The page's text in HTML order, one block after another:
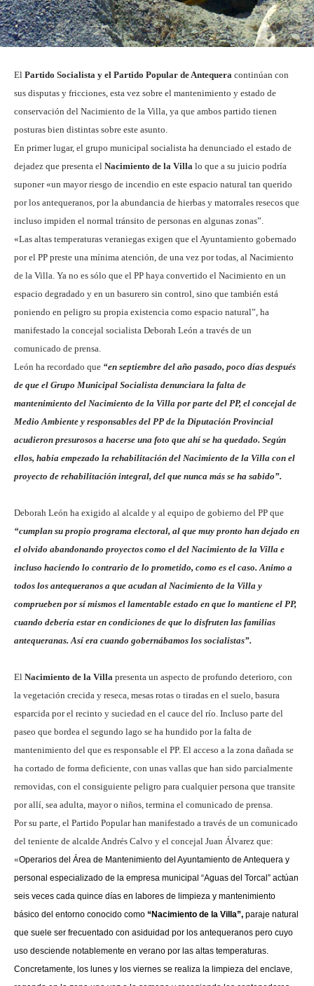
El Partido Socialista y el Partido Popular de Antequera continúan con
sus disputas y fricciones, esta vez sobre el mantenimiento y estado de
conservación del Nacimiento de la Villa, ya que ambos partido tienen
posturas bien distintas sobre este asunto.
En primer lugar, el grupo municipal socialista ha denunciado el estado de
dejadez que presenta el Nacimiento de la Villa lo que a su juicio podría
suponer «un mayor riesgo de incendio en este espacio natural tan querido
por los antequeranos, por la abundancia de hierbas y matorrales resecos que
incluso impiden el normal tránsito de personas en algunas zonas”.
«Las altas temperaturas veraniegas exigen que el Ayuntamiento gobernado
por el PP preste una mínima atención, de una vez por todas, al Nacimiento
de la Villa. Ya no es sólo que el PP haya convertido el Nacimiento en un
espacio degradado y en un basurero sin control, sino que también está
poniendo en peligro su propia existencia como espacio natural”, ha
manifestado la concejal socialista Deborah León a través de un
comunicado de prensa.
León ha recordado que “en septiembre del año pasado, poco días después
de que el Grupo Municipal Socialista denunciara la falta de
mantenimiento del Nacimiento de la Villa por parte del PP, el concejal de
Medio Ambiente y responsables del PP de la Diputación Provincial
acudieron presurosos a hacerse una foto que ahí se ha quedado. Según
ellos, había empezado la rehabilitación del Nacimiento de la Villa con el
proyecto de rehabilitación integral, del que nunca más se ha sabido”.
Deborah León ha exigido al alcalde y al equipo de gobierno del PP que
“cumplan su propio programa electoral, al que muy pronto han dejado en
el olvido abandonando proyectos como el del Nacimiento de la Villa e
incluso haciendo lo contrario de lo prometido, como es el caso. Animo a
todos los antequeranos a que acudan al Nacimiento de la Villa y
comprueben por sí mismos el lamentable estado en que lo mantiene el PP,
cuando debería estar en condiciones de que lo disfruten las familias
antequeranas. Así era cuando gobernábamos los socialistas”.
El Nacimiento de la Villa presenta un aspecto de profundo deterioro, con
la vegetación crecida y reseca, mesas rotas o tiradas en el suelo, basura
esparcida por el recinto y suciedad en el cauce del río. Incluso parte del
paseo que bordea el segundo lago se ha hundido por la falta de
mantenimiento del que es responsable el PP. El acceso a la zona dañada se
ha cortado de forma deficiente, con unas vallas que han sido parcialmente
removidas, con el consiguiente peligro para cualquier persona que transite
por allí, sea adulta, mayor o niños, termina el comunicado de prensa.
Por su parte, el Partido Popular han manifestado a través de un comunicado
del teniente de alcalde Andrés Calvo y el concejal Juan Álvarez que:
«Operarios del Área de Mantenimiento del Ayuntamiento de Antequera y
personal especializado de la empresa municipal “Aguas del Torcal” actúan
seis veces cada quince días en labores de limpieza y mantenimiento
básico del entorno conocido como “Nacimiento de la Villa”, paraje natural
que suele ser frecuentado con asiduidad por los antequeranos pero cuyo
uso desciende notablemente en verano por las altas temperaturas.
Concretamente, los lunes y los viernes se realiza la limpieza del enclave,